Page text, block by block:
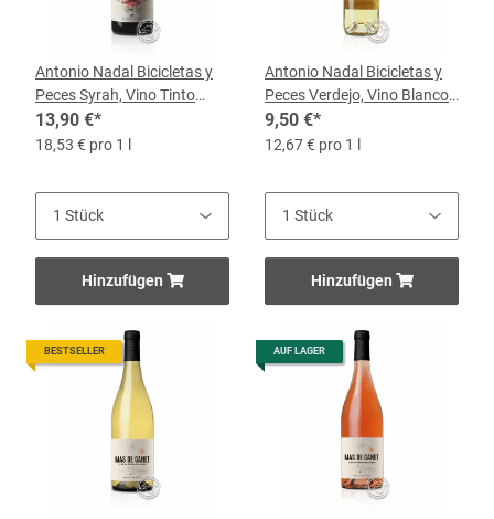
Antonio Nadal Bicicletas y
Peces Syrah, Vino Tinto
2023, 0,75-l-Flasche
13,90 €*
18,53 € pro 1 l
Hinzufügen
Antonio Nadal Bicicletas y
Peces Verdejo, Vino Blanco
2024, 0,75-l-Flasche
9,50 €*
12,67 € pro 1 l
Hinzufügen
BESTSELLER AUF LAGER